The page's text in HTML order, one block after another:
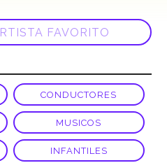
CONDUCTORES
MUSICOS
INFANTILES